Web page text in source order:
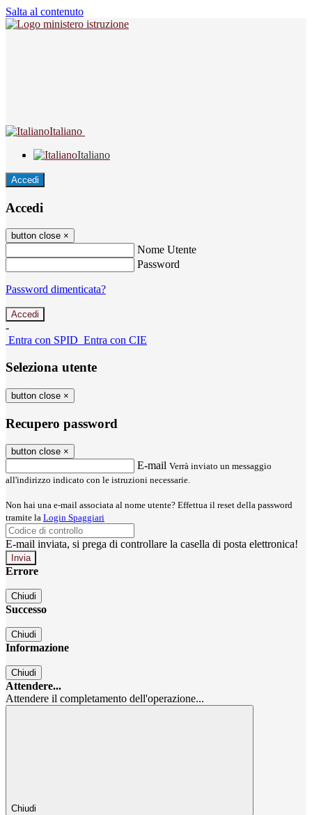
Salta al contenuto
Italiano
Italiano
Accedi
Accedi
button close ×
Nome Utente
Password
Password dimenticata?
-
Entra con SPID Entra con CIE
Seleziona utente
button close ×
Recupero password
button close ×
E-mail Verrà inviato un messaggio
all'indirizzo indicato con le istruzioni necessarie.
Non hai una e-mail associata al nome utente? Effettua il reset della password
tramite la Login Spaggiari
E-mail inviata, si prega di controllare la casella di posta elettronica!
Errore
Chiudi
Successo
Chiudi
Informazione
Chiudi
Attendere...
Attendere il completamento dell'operazione...
Chiudi